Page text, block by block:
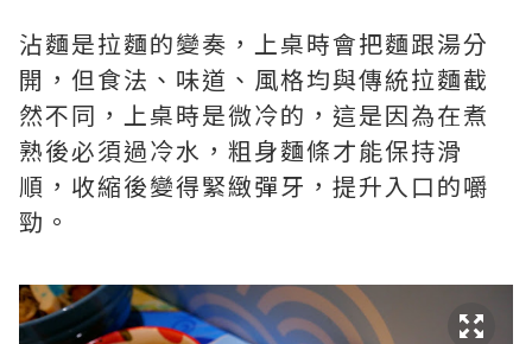
沾麵是拉麵的變奏，上桌時會把麵跟湯分
開，但食法、味道、風格均與傳統拉麵截
然不同，上桌時是微冷的，這是因為在煮
熟後必須過冷水，粗身麵條才能保持滑
順，收縮後變得緊緻彈牙，提升入口的嚼
勁。